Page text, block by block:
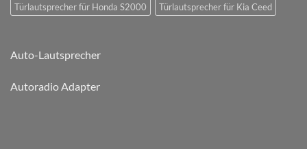
Türlautsprecher für Honda S2000
Türlautsprecher für Kia Ceed
Auto-Lautsprecher
Autoradio Adapter